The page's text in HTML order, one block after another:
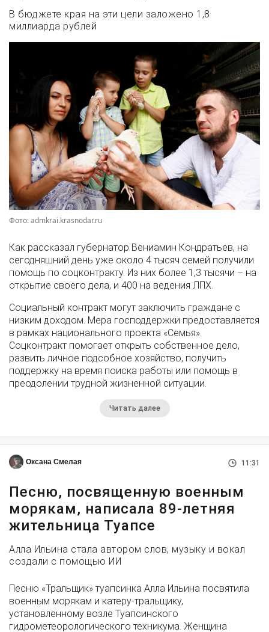
В бюджете края на эти цели заложено 1,8
миллиарда рублей
Фото: admkrai.krasnodar.ru
Как рассказал губернатор Вениамин Кондратьев, на
сегодняшний день уже около 4 тысяч семей получили
помощь по соцконтракту. Из них более 1,3 тысячи – на
открытие своего дела, и 400 на ведения ЛПХ.
Социальный контракт могут заключить граждане с
низким доходом. Мера господдержки предоставляется
в рамках национального проекта «Семья».
Соцконтракт помогает открыть собственное дело,
развить личное подсобное хозяйство, получить
поддержку на время поиска работы или помощь в
преодолении трудной жизненной ситуации.
Читать далее
Оксана Смелая 11:31
Песню, посвященную военным
морякам, написала 89-летняя
жительница Туапсе
Алла Ильина стала автором слов, музыку и вокал
создали с помощью ИИ
Песню «Тральщик» туапсинка Алла Ильина посвятила
военным морякам и катеру-тральщику,
установленному возле Туапсинского
гидрометеорологического техникума. Женщина